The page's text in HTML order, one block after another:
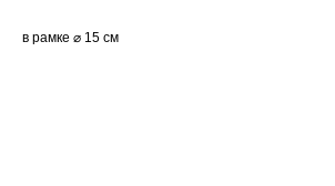
в рамке ⌀ 15 см